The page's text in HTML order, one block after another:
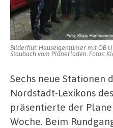
Bilderflut: Hauseigentümer mit OB
Staubach vom Planerladen. Fotos:
Sechs neue Stationen
Nordstadt-Lexikons
präsentierte der
Woche. Beim